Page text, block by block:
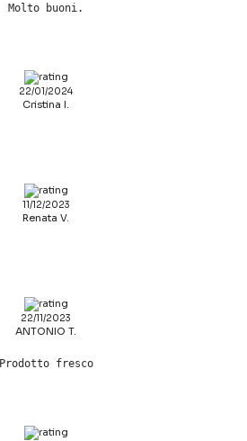
Molto buoni.
22/01/2024
Cristina I.
11/12/2023
Renata V.
22/11/2023
ANTONIO T.
Prodotto fresco